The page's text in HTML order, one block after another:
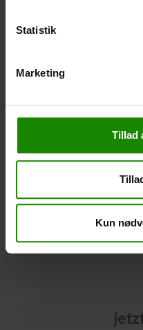
Statistik
Marketing
Tillad
Kun
nicht in einer
Buchung
nicht im Stornierungspreis
Bedingungen und
hier